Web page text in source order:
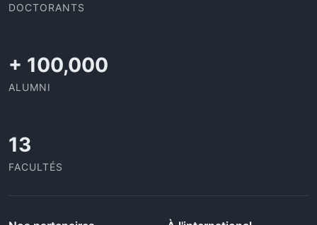
DOCTORANTS
+ 100,000
ALUMNI
13
FACULTÉS